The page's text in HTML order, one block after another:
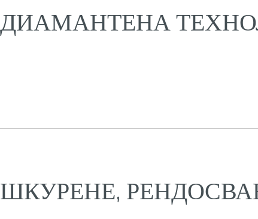
ДИАМАНТЕНА
ШКУРЕНЕ,